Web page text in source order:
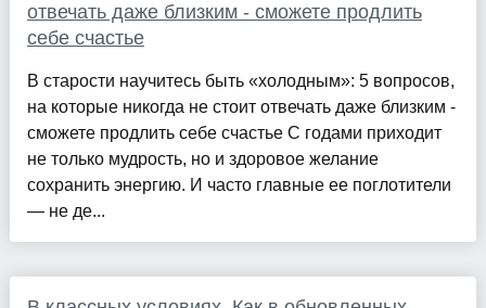
отвечать даже близким - сможете продлить
себе счастье
В старости научитесь быть «холодным»: 5 вопросов,
на которые никогда не стоит отвечать даже близким -
сможете продлить себе счастье С годами приходит
не только мудрость, но и здоровое желание
сохранить энергию. И часто главные ее поглотители
— не де...